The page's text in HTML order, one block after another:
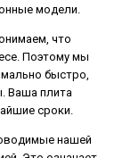
модели.
что
Поэтому мы
быстро,
Ваша плита
сроки.
нашей